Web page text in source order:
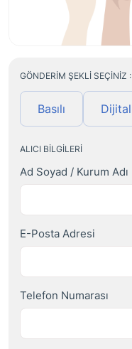
GÖNDERIM ŞEKLI SEÇINIZ :
Basılı Dijital
ALICI BILGILERI
Ad Soyad / Kurum Adı
E-Posta Adresi
Telefon Numarası